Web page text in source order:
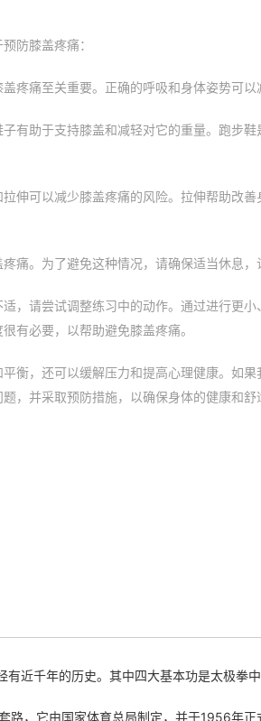
防膝盖疼痛：
疼痛至关重要。正确的呼吸和身体姿势可以
有助于支持膝盖和减轻对它的重量。跑步
伸可以减少膝盖疼痛的风险。拉伸帮助改
痛。为了避免这种情况，请确保适当休息，
，请尝试调整练习中的动作。通过进行更
有必要，以帮助避免膝盖疼痛。
衡，还可以缓解压力和提高心理健康。如果
，并采取预防措施，以确保身体的健康和舒
大基本功是太极拳中最为基础、也最为重要的部分。对于每一位太
定，并于1956年正式发布。太极拳以其温和、柔和的动作和呼吸技